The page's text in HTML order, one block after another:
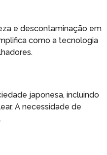
e descontaminação em
como a tecnologia
japonesa, incluindo
A necessidade de